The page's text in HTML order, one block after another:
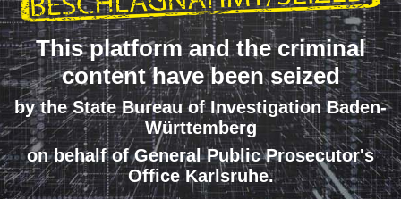
This platform and the criminal
content have been seized
by the State Bureau of Investigation Baden-
Württemberg
on behalf of General Public Prosecutor's
Office Karlsruhe.